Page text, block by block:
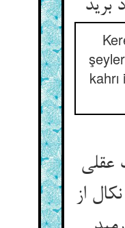
برید
kahrı
عقلی
از